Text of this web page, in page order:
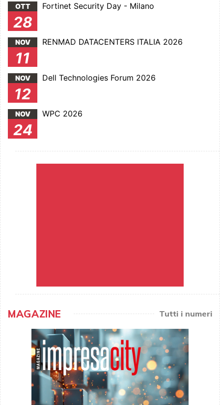
OTT
28
Fortinet Security Day - Milano
NOV
11
RENMAD DATACENTERS ITALIA 2026
NOV
12
Dell Technologies Forum 2026
NOV
24
WPC 2026
MAGAZINE Tutti i numeri